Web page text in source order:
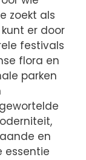
zoekt als
er door
festivals
flora en
parken
en
essentie